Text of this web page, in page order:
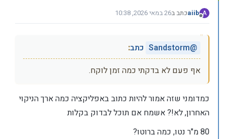
A
מנותק
aiibכתב ב26 במאי 2026, 10:38
נערך לאחרונה על ידי
@
Sandstorm כתב:
אף פעם לא בדקתי כמה זמן לוקח.
כמדומני שזה אמור להיות כתוב באפליקציה כמה ארך הניקוי
האחרון, לא!? אשמח אם תוכל לבדוק בקלות
80 מ"ר נטו, כמה ברוטו?